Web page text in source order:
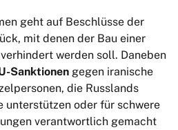
geht auf Beschlüsse der
mit denen der Bau einer
werden soll. Daneben
Sanktionen gegen iranische
die Russlands
unterstützen oder für schwere
verantwortlich gemacht